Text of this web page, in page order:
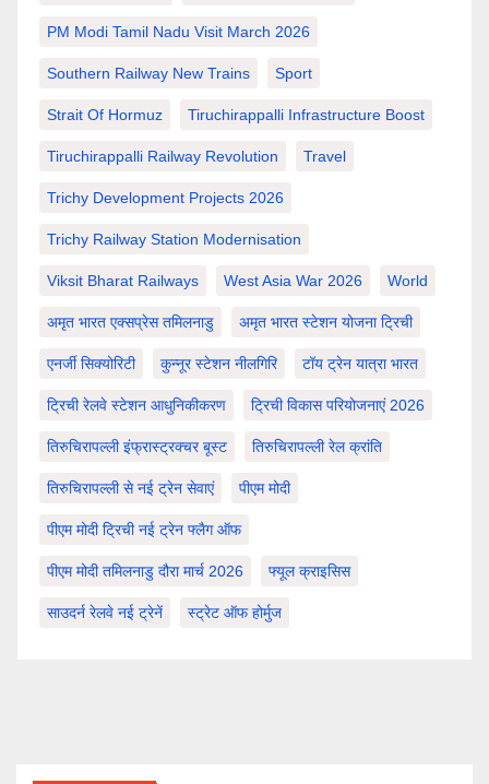
PM Modi Tamil Nadu Visit March 2026
Southern Railway New Trains Sport
Strait Of Hormuz Tiruchirappalli Infrastructure Boost
Tiruchirappalli Railway Revolution Travel
Trichy Development Projects 2026
Trichy Railway Station Modernisation
Viksit Bharat Railways West Asia War 2026 World
अमृत भारत एक्सप्रेस तमिलनाडु अमृत भारत स्टेशन योजना ट्रिची
एनर्जी सिक्योरिटी कुन्नूर स्टेशन नीलगिरि टॉय ट्रेन यात्रा भारत
ट्रिची रेलवे स्टेशन आधुनिकीकरण ट्रिची विकास परियोजनाएं 2026
तिरुचिरापल्ली इंफ्रास्ट्रक्चर बूस्ट तिरुचिरापल्ली रेल क्रांति
तिरुचिरापल्ली से नई ट्रेन सेवाएं पीएम मोदी
पीएम मोदी ट्रिची नई ट्रेन फ्लैग ऑफ
पीएम मोदी तमिलनाडु दौरा मार्च 2026 फ्यूल क्राइसिस
साउदर्न रेलवे नई ट्रेनें स्ट्रेट ऑफ होर्मुज